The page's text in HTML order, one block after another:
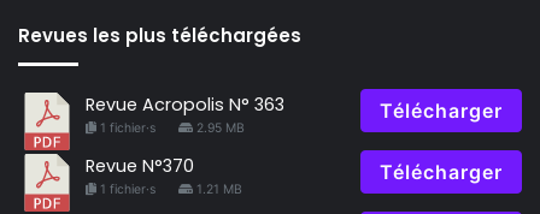
Revues les plus téléchargées
Revue Acropolis N° 363
1 fichier·s 2.95 MB
Télécharger
Revue N°370
1 fichier·s 1.21 MB
Télécharger